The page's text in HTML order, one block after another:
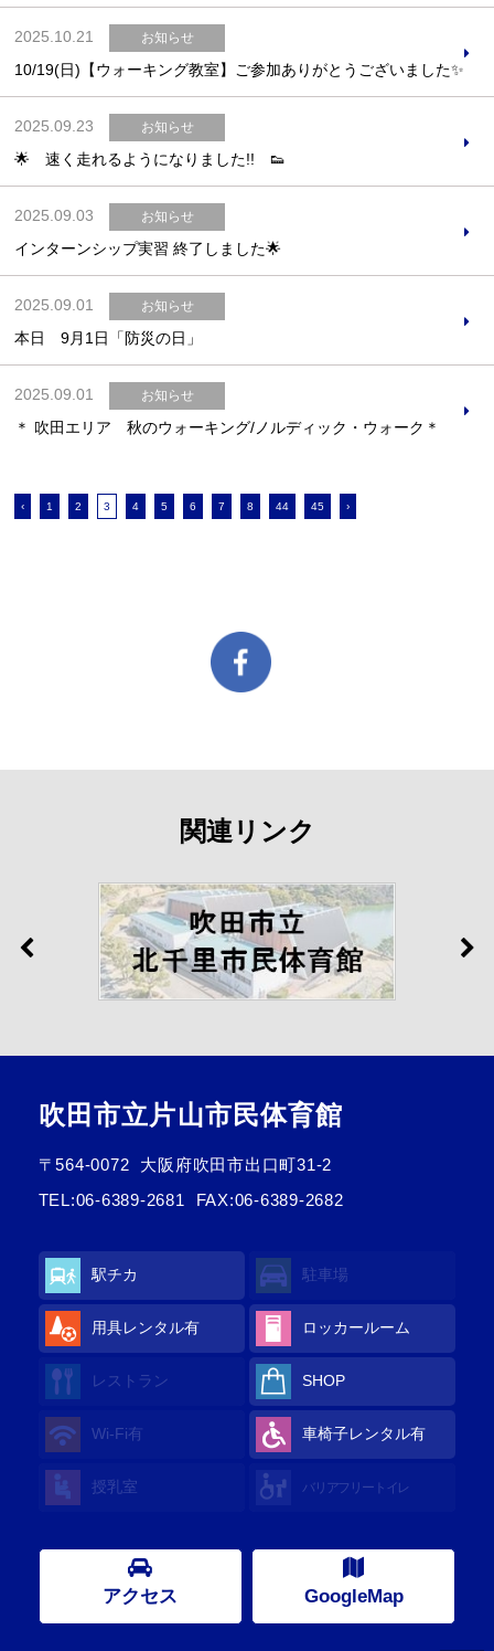
2025.10.21 お知らせ
10/19(日)【ウォーキング教室】ご参加ありがとうございました✨
2025.09.23 お知らせ
🌟 速く走れるようになりました!! 👟
2025.09.03 お知らせ
インターンシップ実習 終了しました🌟
2025.09.01 お知らせ
本日 9月1日「防災の日」
2025.09.01 お知らせ
＊ 吹田エリア 秋のウォーキング/ノルディック・ウォーク＊
‹ 1 2 3 4 5 6 7 8 44 45 ›
関連リンク
吹田市立片山市民体育館
〒564-0072
大阪府吹田市出口町31-2
TEL:06-6389-2681 FAX:06-6389-2682
駅チカ 駐車場
用具レンタル有 ロッカールーム
レストラン SHOP
Wi-Fi有 車椅子レンタル有
授乳室 バリアフリートイレ
アクセス GoogleMap